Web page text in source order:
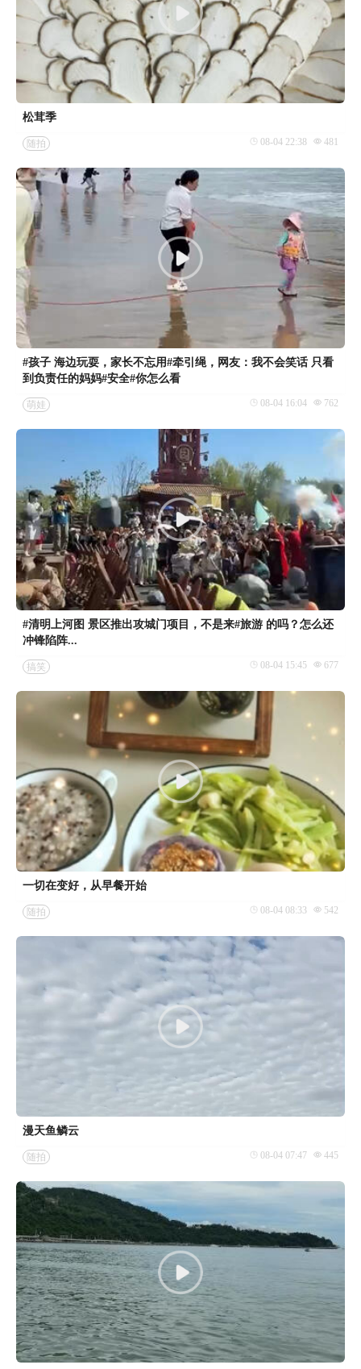
松茸季
随拍 08-04 22:38 481
#孩子 海边玩耍，家长不忘用#牵引绳，网友：我不会笑话 只看
到负责任的妈妈#安全#你怎么看
萌娃 08-04 16:04 762
#清明上河图 景区推出攻城门项目，不是来#旅游 的吗？怎么还
冲锋陷阵...
搞笑 08-04 15:45 677
一切在变好，从早餐开始
随拍 08-04 08:33 542
漫天鱼鳞云
随拍 08-04 07:47 445